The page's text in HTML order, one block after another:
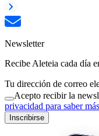
Newsletter
Recibe Aleteia cada día
Tu dirección de correo
Acepto recibir la
privacidad para saber
Inscribirse